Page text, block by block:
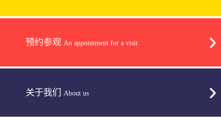
预约参观 An appointment for a visit
关于我们 About us